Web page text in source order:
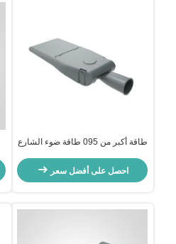
طاقة أكبر من 095 طاقة ضوء الشارع
لتحسين استهلاك الطاقة والإضاءة
احصل على أفضل سعر